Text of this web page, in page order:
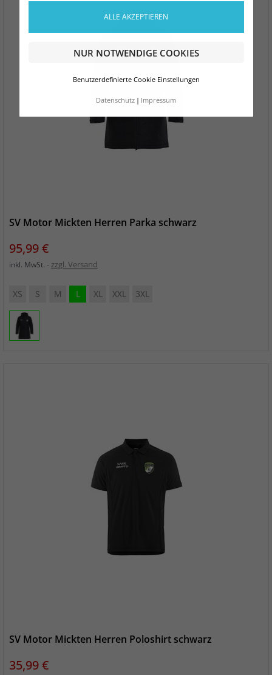
ALLE AKZEPTIEREN
NUR NOTWENDIGE COOKIES
Benutzerdefinierte Cookie Einstellungen
Datenschutz Impressum
SV Motor Mickten Herren Parka schwarz
Preis
95,99 €
inkl. MwSt. zzgl. Versand
XS S M L XL XXL 3XL
SV Motor Mickten Herren Poloshirt schwarz
Preis
35,99 €